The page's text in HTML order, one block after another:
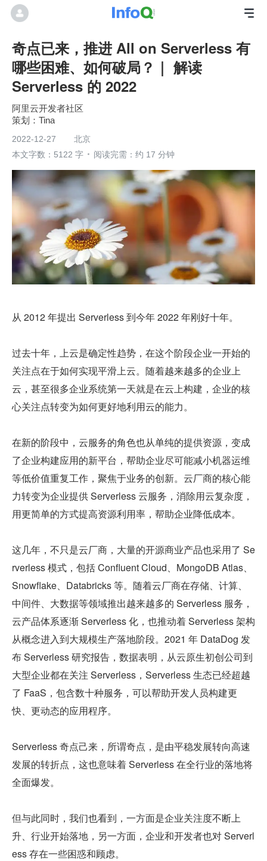
奇点已来，推进 All on Serverless 有
哪些困难、如何破局？｜ 解读
Serverless 的 2022
阿里云开发者社区
Tina
2022-12-27
北京
本文字数：5122 字
阅读完需：约 17 分钟
从 2012 年提出 Serverless 到今年 2022 年刚好十年。
过去十年，上云是确定性趋势，在这个阶段企业一开始的
关注点在于如何实现平滑上云。随着越来越多的企业上
云，甚至很多企业系统第一天就是在云上构建，企业的核
心关注点转变为如何更好地利用云的能力。
在新的阶段中，云服务的角色也从单纯的提供资源，变成
了企业构建应用的新平台，帮助企业尽可能减小机器运维
等低价值重复工作，聚焦于业务的创新。云厂商的核心能
力转变为企业提供 Serverless 云服务，消除用云复杂度，
用更简单的方式提高资源利用率，帮助企业降低成本。
这几年，不只是云厂商，大量的开源商业产品也采用了 Se
rverless 模式，包括 Confluent Cloud、MongoDB Atlas、
Snowflake、Databricks 等。随着云厂商在存储、计算、
中间件、大数据等领域推出越来越多的 Serverless 服务，
云产品体系逐渐 Serverless 化，也推动着 Serverless 架构
从概念进入到大规模生产落地阶段。2021 年 DataDog 发
布 Serverless 研究报告，数据表明，从云原生初创公司到
大型企业都在关注 Serverless，Serverless 生态已经超越
了 FaaS，包含数十种服务，可以帮助开发人员构建更
快、更动态的应用程序。
Serverless 奇点己来，所谓奇点，是由平稳发展转向高速
发展的转折点，这也意味着 Serverless 在全行业的落地将
全面爆发。
但与此同时，我们也看到，一方面是企业关注度不断上
升、行业开始落地，另一方面，企业和开发者也对 Serverl
ess 存在一些困惑和顾虑。